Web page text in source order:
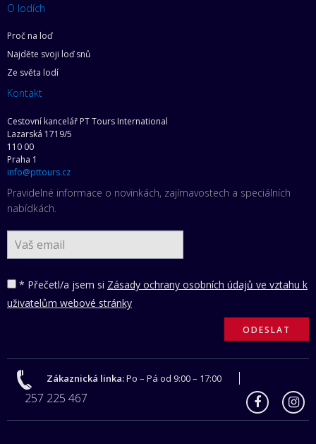
O lodích
Proč na loď
Najděte svoji loď snů
Ze světa lodí
Kontakt
Cestovní kancelář PT Tours International
Lazarská 1719/5
110 00
Praha 1
info@pttours.cz
Pravidelné informace o novinkách, zajímavostech a speciálních
nabídkách.
* Přečetl/a jsem si Zásady ochrany osobních údajů ve vztahu k
uživatelům webové stránky
Zákaznická linka:Po – Pá od 9:00 – 17:00
257 225 467